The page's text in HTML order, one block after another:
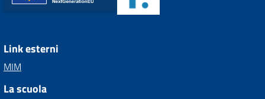
Link esterni
MIM
La scuola